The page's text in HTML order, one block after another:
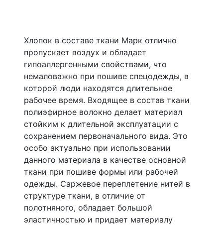
Хлопок в составе ткани Марк отлично
пропускает воздух и обладает
гипоаллергенными свойствами, что
немаловажно при пошиве спецодежды, в
которой люди находятся длительное
рабочее время. Входящее в состав ткани
полиэфирное волокно делает материал
стойким к длительной эксплуатации с
сохранением первоначального вида. Это
особо актуально при использовании
данного материала в качестве основной
ткани при пошиве формы или рабочей
одежды. Саржевое переплетение нитей в
структуре ткани, в отличие от
полотняного, обладает большой
эластичностью и придает материалу